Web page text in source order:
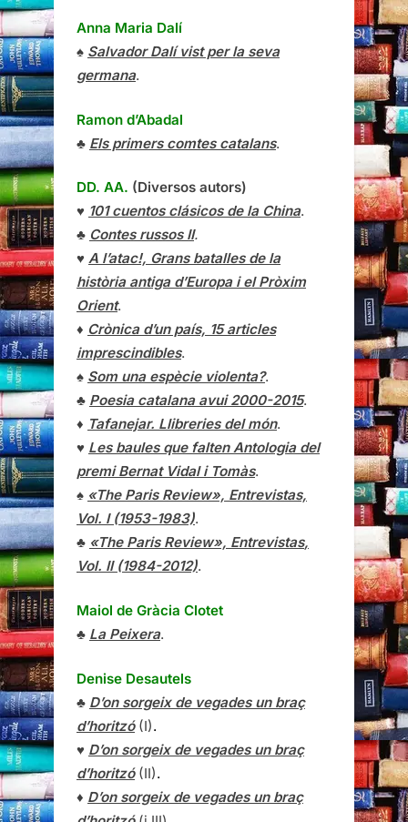
Anna Maria Dalí
♠ Salvador Dalí vist per la seva
germana.
Ramon d’Abadal
♣ Els primers comtes catalans.
DD. AA. (Diversos autors)
♥ 101 cuentos clásicos de la China.
♣ Contes russos II.
♥ A l’atac!, Grans batalles de la
història antiga d’Europa i el Pròxim
Orient.
♦ Crònica d’un país, 15 articles
imprescindibles.
♠ Som una espècie violenta?.
♣ Poesia catalana avui 2000-2015.
♦ Tafanejar. Llibreries del món.
♥ Les baules que falten Antologia del
premi Bernat Vidal i Tomàs.
♠ «The Paris Review», Entrevistas,
Vol. I (1953-1983).
♣ «The Paris Review», Entrevistas,
Vol. II (1984-2012).
Maiol de Gràcia Clotet
♣ La Peixera.
Denise Desautels
♣ D’on sorgeix de vegades un braç
d’horitzó(I).
♥ D’on sorgeix de vegades un braç
d’horitzó(II).
♦ D’on sorgeix de vegades un braç